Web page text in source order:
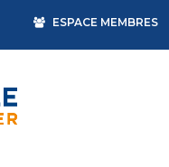
ESPACE MEMBRES